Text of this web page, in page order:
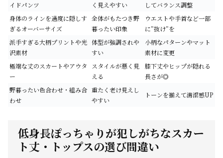
イドパンツ
く見えやすい
してバランス調整
身体のラインを過度に隠しす
ぎるオーバーサイズ
全体がもたつき野
暮ったい印象
ウエストや手首など一部
に”抜け”を
派手すぎる大柄プリントや光
沢素材
体型が強調されや
すい
小柄なパターンやマット
素材に変更
極端な丈のスカートやアウタ
ー
スタイルが悪く見
える
膝下丈やヒップが隠れる
長さが◎
野暮ったい色合わせ・組み合
わせ
重たく老け見えし
やすい
トーンを揃えて清潔感UP
低身長ぽっちゃりが犯しがちなスカー
ト丈・トップスの選び間違い